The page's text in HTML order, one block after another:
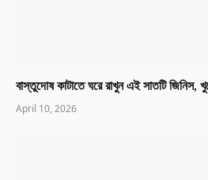
বাস্তুদোষ কাটাতে ঘরে রাখুন এই সাতটি জিনিস,
April 10, 2026